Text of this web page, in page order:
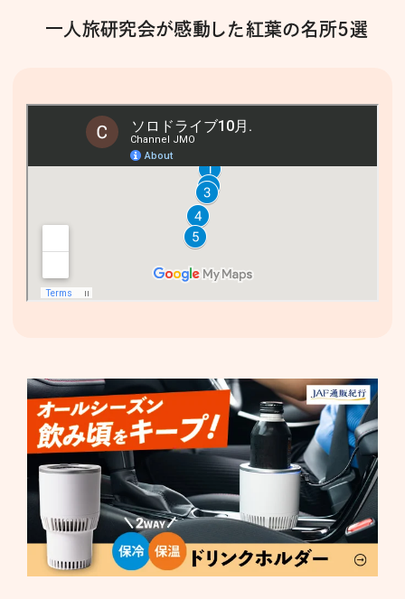
一人旅研究会が感動した紅葉の名所5選